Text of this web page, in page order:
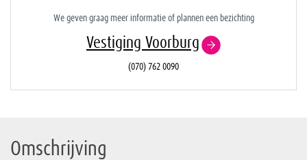
We geven graag meer informatie of plannen een bezichting
Vestiging Voorburg
(070) 762 0090
Omschrijving